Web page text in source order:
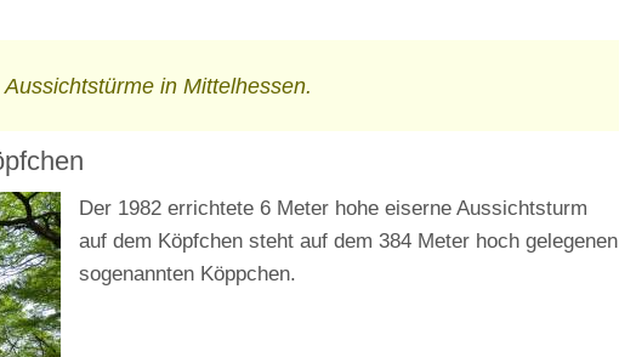
Aussichtstürme in Mittelhessen.
Der 1982 errichtete 6 Meter hohe eiserne Aussichtsturm
auf dem Köpfchen steht auf dem 384 Meter hoch gelegenen
sogenannten Köppchen.